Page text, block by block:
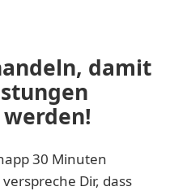
damit
30 Minuten
Dir, dass